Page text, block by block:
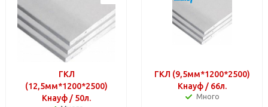
ГКЛ
(12,5мм*1200*2500)
Кнауф / 50л.
ГКЛ (9,5мм*1200*2500)
Кнауф / 66л.
Много